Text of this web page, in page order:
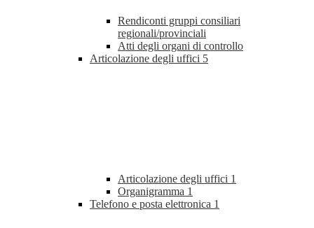
Rendiconti gruppi consiliari
regionali/provinciali
Atti degli organi di controllo
Articolazione degli uffici 5
Articolazione degli uffici 1
Organigramma 1
Telefono e posta elettronica 1